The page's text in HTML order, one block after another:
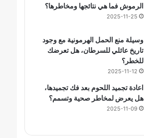
الرموش فما هي نتائجها ومخاطرها؟
2025-11-25
وسيلة منع الحمل الهرمونية مع وجود
تاريخ عائلي للسرطان، هل تعرضك
للخطر؟
2025-11-12
اعادة تجميد اللحوم بعد فك تجميدها،
هل يعرض لمخاطر صحية وتسمم؟
2025-11-09